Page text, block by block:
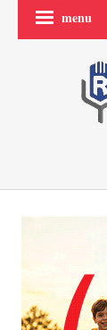
menu